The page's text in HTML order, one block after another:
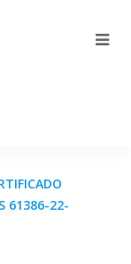
61386-22-